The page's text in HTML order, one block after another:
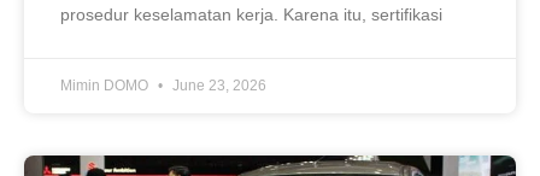
prosedur keselamatan kerja. Karena itu, sertifikasi
Mimin DOMO June 23, 2026